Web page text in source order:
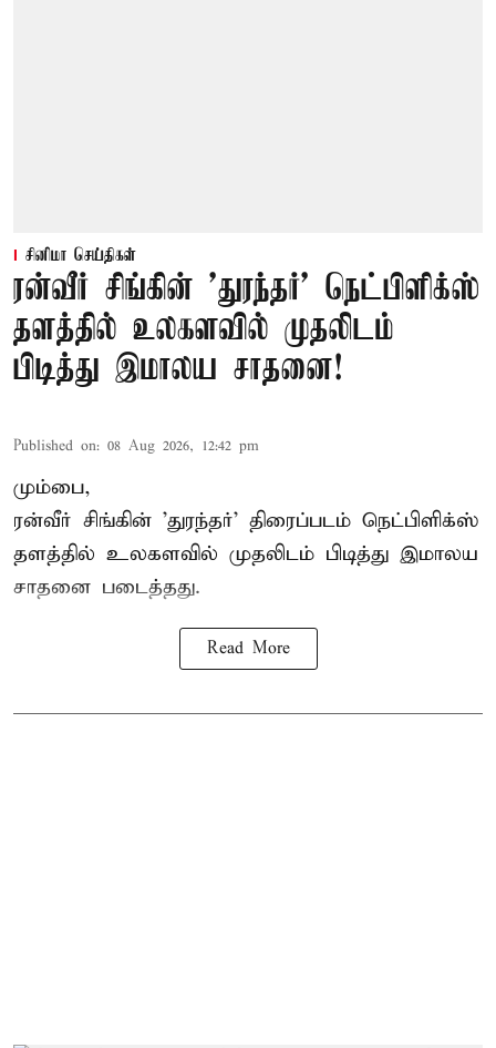
சினிமா செய்திகள்
ரன்வீர் சிங்கின் 'துரந்தர்' நெட்பிளிக்ஸ்
தளத்தில் உலகளவில் முதலிடம்
பிடித்து இமாலய சாதனை!
Published on: 08 Aug 2026, 12:42 pm
மும்பை,
ரன்வீர் சிங்கின் 'துரந்தர்' திரைப்படம் நெட்பிளிக்ஸ்
தளத்தில் உலகளவில் முதலிடம் பிடித்து இமாலய
சாதனை படைத்தது.
Read More